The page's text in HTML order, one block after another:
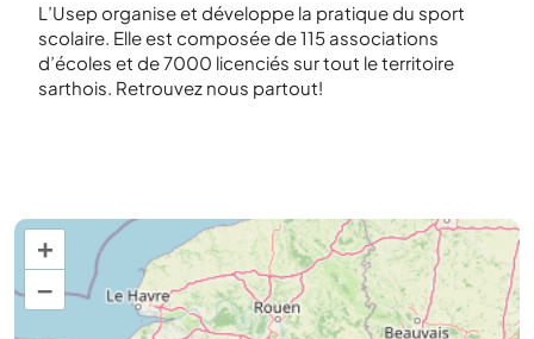
L’Usep organise et développe la pratique du sport
scolaire. Elle est composée de 115 associations
d’écoles et de 7000 licenciés sur tout le territoire
sarthois. Retrouvez nous partout!
+
–